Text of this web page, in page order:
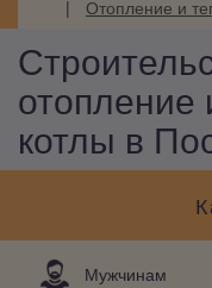
Отопление и
отопление
котлы в
Мужчинам